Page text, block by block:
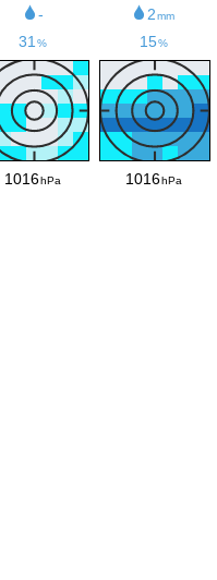
-
31 %
1016hPa
2 mm
15%
1016hPa